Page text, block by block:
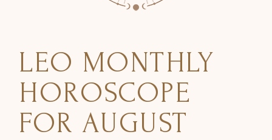
LEO MONTHLY
HOROSCOPE
FOR AUGUST